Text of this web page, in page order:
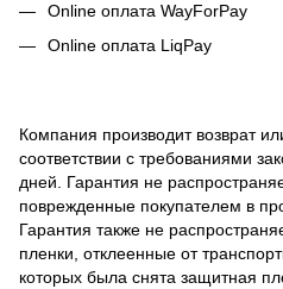
Online оплата WayForPay
Online оплата LiqPay
Компания производит возврат
соответствии с требованиями
дней.
Гарантия не
поврежденные покупателем в
Гарантия также не
пленки, отклеенные от
которых была снята защитная